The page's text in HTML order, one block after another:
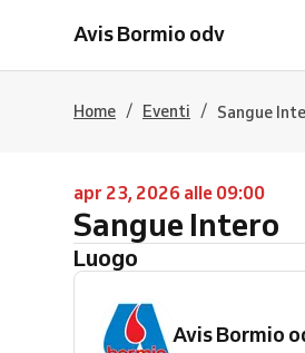
Avis Bormio odv
Home / Eventi / Sangue
apr 23, 2026 alle 09:00
Sangue Intero
Luogo
Avis Bormio